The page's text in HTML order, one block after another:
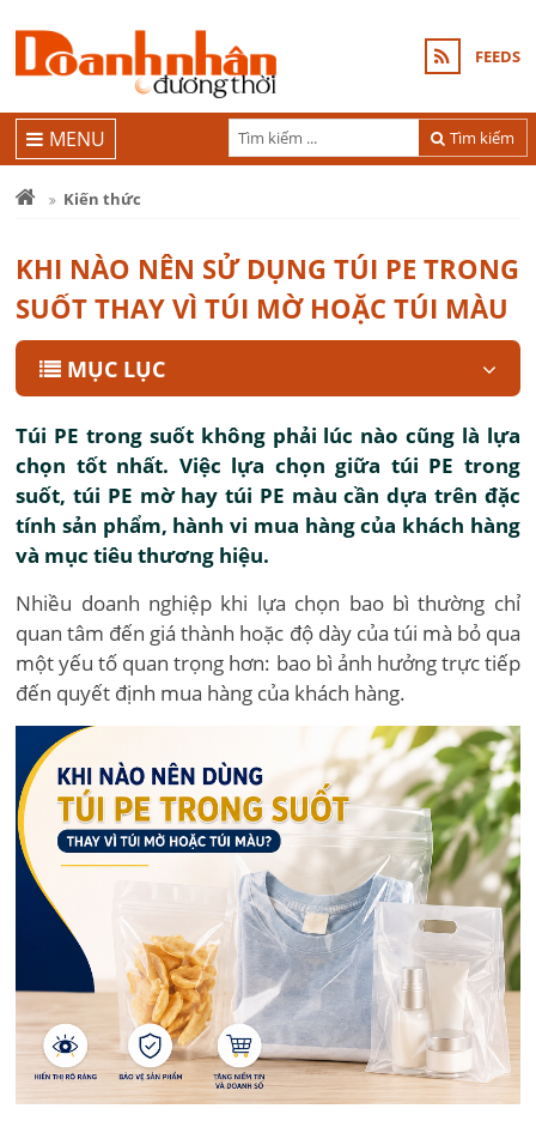
FEEDS
Tìm kiếm
MENU
Kiến thức
KHI NÀO NÊN SỬ DỤNG TÚI PE TRONG
SUỐT THAY VÌ TÚI MỜ HOẶC TÚI MÀU
MỤC LỤC
Túi PE trong suốt không phải lúc nào cũng là lựa
chọn tốt nhất. Việc lựa chọn giữa túi PE trong
suốt, túi PE mờ hay túi PE màu cần dựa trên đặc
tính sản phẩm, hành vi mua hàng của khách hàng
và mục tiêu thương hiệu.
Nhiều doanh nghiệp khi lựa chọn bao bì thường chỉ
quan tâm đến giá thành hoặc độ dày của túi mà bỏ qua
một yếu tố quan trọng hơn: bao bì ảnh hưởng trực tiếp
đến quyết định mua hàng của khách hàng.